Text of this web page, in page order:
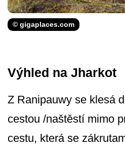
© gigaplaces.com
Výhled na Jharkot
Z Ranipauwy se klesá
cestou /naštěstí mimo
cestu, která se